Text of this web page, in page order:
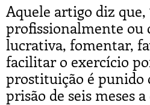
Aquele artigo diz que,
profissionalmente ou
lucrativa, fomentar,
facilitar o exercício
prostituição é punido
prisão de seis meses